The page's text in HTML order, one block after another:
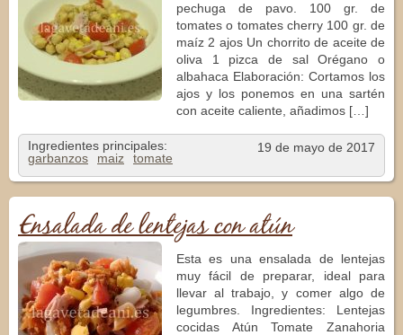
pechuga de pavo. 100 gr. de
tomates o tomates cherry 100 gr. de
maíz 2 ajos Un chorrito de aceite de
oliva 1 pizca de sal Orégano o
albahaca Elaboración: Cortamos los
ajos y los ponemos en una sartén
con aceite caliente, añadimos […]
19 de mayo de 2017
Ingredientes principales:
garbanzos
maiz tomate
Ensalada de lentejas con atún
Esta es una ensalada de lentejas
muy fácil de preparar, ideal para
llevar al trabajo, y comer algo de
legumbres. Ingredientes: Lentejas
cocidas Atún Tomate Zanahoria